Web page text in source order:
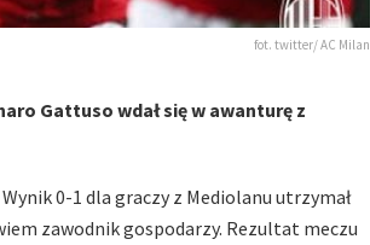
fot. twitter/ AC Milan
Gattuso wdał się w awanturę z
0-1 dla graczy z Mediolanu utrzymał
zawodnik gospodarzy. Rezultat meczu